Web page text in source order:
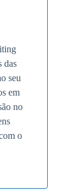
das
seu
em
no
o